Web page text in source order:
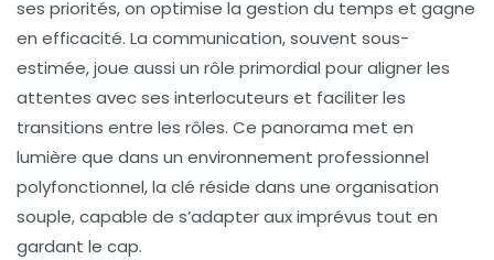
ses priorités, on optimise la gestion du temps et gagne
en efficacité. La communication, souvent sous-
estimée, joue aussi un rôle primordial pour aligner les
attentes avec ses interlocuteurs et faciliter les
transitions entre les rôles. Ce panorama met en
lumière que dans un environnement professionnel
polyfonctionnel, la clé réside dans une organisation
souple, capable de s’adapter aux imprévus tout en
gardant le cap.